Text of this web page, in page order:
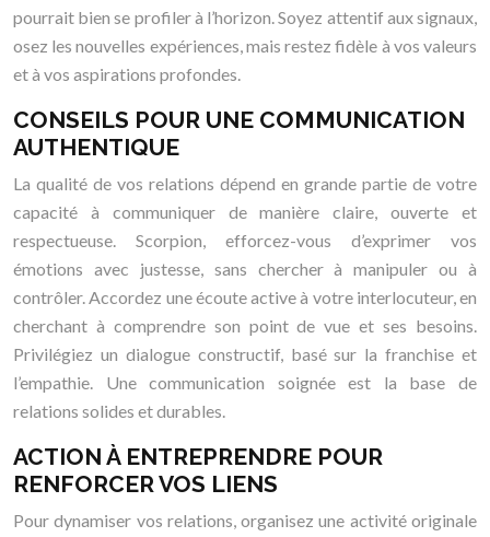
pourrait bien se profiler à l’horizon. Soyez attentif aux signaux,
osez les nouvelles expériences, mais restez fidèle à vos valeurs
et à vos aspirations profondes.
CONSEILS POUR UNE COMMUNICATION
AUTHENTIQUE
La qualité de vos relations dépend en grande partie de votre
capacité à communiquer de manière claire, ouverte et
respectueuse. Scorpion, efforcez-vous d’exprimer vos
émotions avec justesse, sans chercher à manipuler ou à
contrôler. Accordez une écoute active à votre interlocuteur, en
cherchant à comprendre son point de vue et ses besoins.
Privilégiez un dialogue constructif, basé sur la franchise et
l’empathie. Une communication soignée est la base de
relations solides et durables.
ACTION À ENTREPRENDRE POUR
RENFORCER VOS LIENS
Pour dynamiser vos relations, organisez une activité originale